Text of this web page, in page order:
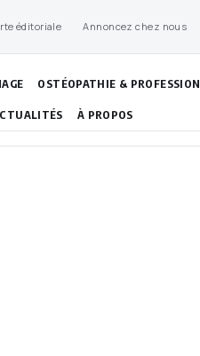
éditoriale Annoncez chez nous
OSTÉOPATHIE & PROFESSION
À PROPOS